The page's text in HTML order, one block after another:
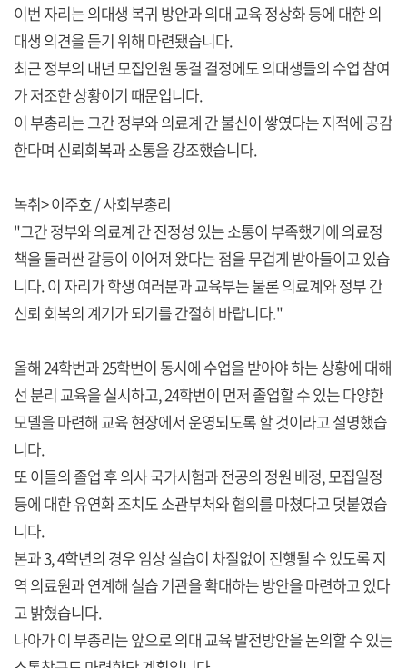
이번 자리는 의대생 복귀 방안과 의대 교육 정상화 등에 대한 의
대생 의견을 듣기 위해 마련됐습니다.
최근 정부의 내년 모집인원 동결 결정에도 의대생들의 수업 참여
가 저조한 상황이기 때문입니다.
이 부총리는 그간 정부와 의료계 간 불신이 쌓였다는 지적에 공감
한다며 신뢰회복과 소통을 강조했습니다.
녹취> 이주호 / 사회부총리
"그간 정부와 의료계 간 진정성 있는 소통이 부족했기에 의료정
책을 둘러싼 갈등이 이어져 왔다는 점을 무겁게 받아들이고 있습
니다. 이 자리가 학생 여러분과 교육부는 물론 의료계와 정부 간
신뢰 회복의 계기가 되기를 간절히 바랍니다."
올해 24학번과 25학번이 동시에 수업을 받아야 하는 상황에 대해
선 분리 교육을 실시하고, 24학번이 먼저 졸업할 수 있는 다양한
모델을 마련해 교육 현장에서 운영되도록 할 것이라고 설명했습
니다.
또 이들의 졸업 후 의사 국가시험과 전공의 정원 배정, 모집일정
등에 대한 유연화 조치도 소관부처와 협의를 마쳤다고 덧붙였습
니다.
본과 3, 4학년의 경우 임상 실습이 차질없이 진행될 수 있도록 지
역 의료원과 연계해 실습 기관을 확대하는 방안을 마련하고 있다
고 밝혔습니다.
나아가 이 부총리는 앞으로 의대 교육 발전방안을 논의할 수 있는